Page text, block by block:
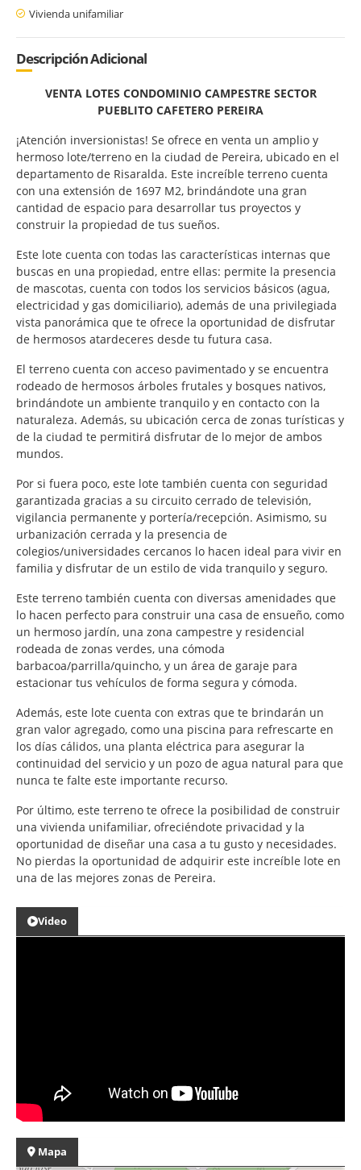
Vivienda unifamiliar
Descripción Adicional
VENTA LOTES CONDOMINIO CAMPESTRE SECTOR
PUEBLITO CAFETERO PEREIRA
¡Atención inversionistas! Se ofrece en venta un amplio y
hermoso lote/terreno en la ciudad de Pereira, ubicado en el
departamento de Risaralda. Este increíble terreno cuenta
con una extensión de 1697 M2, brindándote una gran
cantidad de espacio para desarrollar tus proyectos y
construir la propiedad de tus sueños.
Este lote cuenta con todas las características internas que
buscas en una propiedad, entre ellas: permite la presencia
de mascotas, cuenta con todos los servicios básicos (agua,
electricidad y gas domiciliario), además de una privilegiada
vista panorámica que te ofrece la oportunidad de disfrutar
de hermosos atardeceres desde tu futura casa.
El terreno cuenta con acceso pavimentado y se encuentra
rodeado de hermosos árboles frutales y bosques nativos,
brindándote un ambiente tranquilo y en contacto con la
naturaleza. Además, su ubicación cerca de zonas turísticas y
de la ciudad te permitirá disfrutar de lo mejor de ambos
mundos.
Por si fuera poco, este lote también cuenta con seguridad
garantizada gracias a su circuito cerrado de televisión,
vigilancia permanente y portería/recepción. Asimismo, su
urbanización cerrada y la presencia de
colegios/universidades cercanos lo hacen ideal para vivir en
familia y disfrutar de un estilo de vida tranquilo y seguro.
Este terreno también cuenta con diversas amenidades que
lo hacen perfecto para construir una casa de ensueño, como
un hermoso jardín, una zona campestre y residencial
rodeada de zonas verdes, una cómoda
barbacoa/parrilla/quincho, y un área de garaje para
estacionar tus vehículos de forma segura y cómoda.
Además, este lote cuenta con extras que te brindarán un
gran valor agregado, como una piscina para refrescarte en
los días cálidos, una planta eléctrica para asegurar la
continuidad del servicio y un pozo de agua natural para que
nunca te falte este importante recurso.
Por último, este terreno te ofrece la posibilidad de construir
una vivienda unifamiliar, ofreciéndote privacidad y la
oportunidad de diseñar una casa a tu gusto y necesidades.
No pierdas la oportunidad de adquirir este increíble lote en
una de las mejores zonas de Pereira.
Video
Mapa